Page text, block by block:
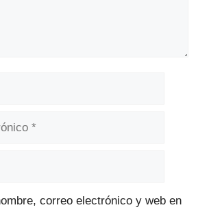
correo electrónico y web en